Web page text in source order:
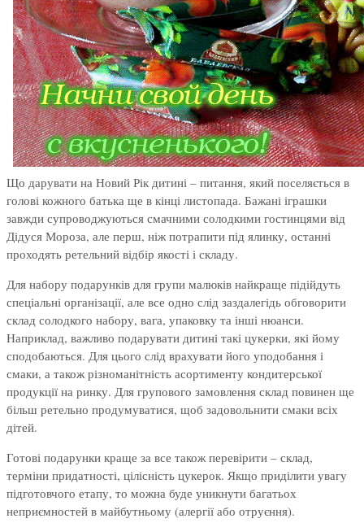
Що дарувати на Новий Рік дитині – питання, який поселяється в
голові кожного батька ще в кінці листопада. Бажані іграшки
завжди супроводжуються смачними солодкими гостинцями від
Дідуся Мороза, але перш, ніж потрапити під ялинку, останні
проходять ретельний відбір якості і складу.
Для набору подарунків для групи малюків найкраще підійдуть
спеціальні організації, але все одно слід заздалегідь обговорити
склад солодкого набору, вага, упаковку та інші нюанси.
Наприклад, важливо подарувати дитині такі цукерки, які йому
сподобаються. Для цього слід врахувати його уподобання і
смаки, а також різноманітність асортименту кондитерської
продукції на ринку. Для групового замовлення склад повинен ще
більш ретельно продумуватися, щоб задовольнити смаки всіх
дітей.
Готові подарунки краще за все також перевірити – склад,
терміни придатності, цілісність цукерок. Якщо приділити увагу
підготовчого етапу, то можна буде уникнути багатьох
неприємностей в майбутньому (алергії або отруєння).